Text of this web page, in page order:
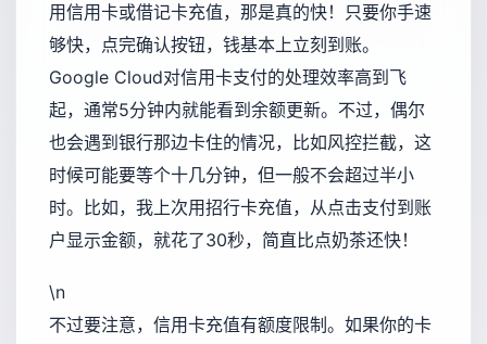
用信用卡或借记卡充值，那是真的快！只要你手速
够快，点完确认按钮，钱基本上立刻到账。
Google Cloud对信用卡支付的处理效率高到飞
起，通常5分钟内就能看到余额更新。不过，偶尔
也会遇到银行那边卡住的情况，比如风控拦截，这
时候可能要等个十几分钟，但一般不会超过半小
时。比如，我上次用招行卡充值，从点击支付到账
户显示金额，就花了30秒，简直比点奶茶还快！
\n
不过要注意，信用卡充值有额度限制。如果你的卡